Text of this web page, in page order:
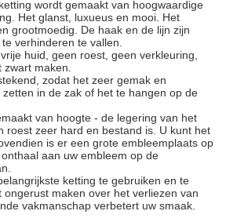
wordt gemaakt van hoogwaardige
Het glanst, luxueus en mooi. Het
grootmoedig. De haak en de lijn zijn
verhinderen te vallen.
huid, geen roest, geen verkleuring,
maken.
zodat het zeer gemak en
in de zak of het te hangen op de
van hoogte - de legering van het
roest zeer hard en bestand is. U kunt het
is er een grote embleemplaats op
aan uw embleem op de
ketting te gebruiken en te
maken over het verliezen van
vakmanschap verbetert uw smaak.